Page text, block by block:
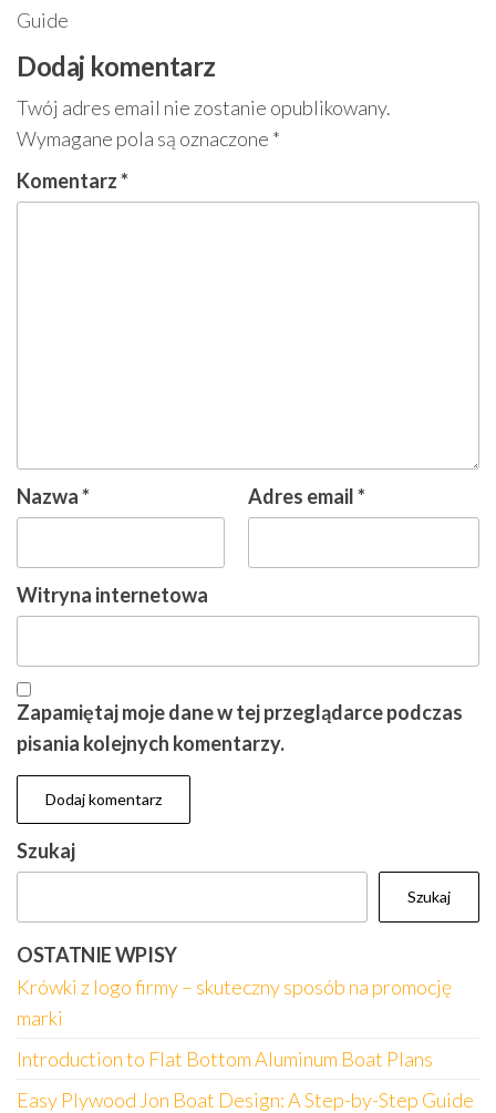
Guide
Dodaj komentarz
Twój adres email nie zostanie opublikowany.
Wymagane pola są oznaczone *
Komentarz*
Nazwa* Adres email*
Witryna internetowa
Zapamiętaj moje dane w tej przeglądarce podczas
pisania kolejnych komentarzy.
Szukaj
Szukaj
OSTATNIE WPISY
Krówki z logo firmy – skuteczny sposób na promocję
marki
Introduction to Flat Bottom Aluminum Boat Plans
Easy Plywood Jon Boat Design: A Step-by-Step Guide